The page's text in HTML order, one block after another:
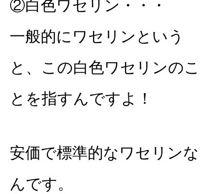
②白色ワセリン・・・
一般的にワセリンという
と、この白色ワセリンのこ
とを指すんですよ！
安価で標準的なワセリンな
んです。